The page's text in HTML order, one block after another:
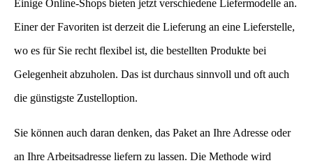
Einige Online-Shops bieten jetzt verschiedene Liefermodelle an.
Einer der Favoriten ist derzeit die Lieferung an eine Lieferstelle,
wo es für Sie recht flexibel ist, die bestellten Produkte bei
Gelegenheit abzuholen. Das ist durchaus sinnvoll und oft auch
die günstigste Zustelloption.
Sie können auch daran denken, das Paket an Ihre Adresse oder
an Ihre Arbeitsadresse liefern zu lassen. Die Methode wird